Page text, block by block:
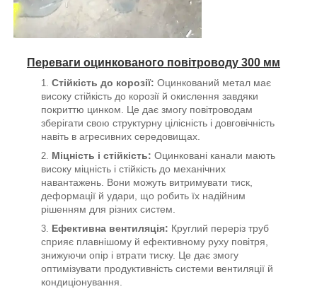
Переваги оцинкованого повітроводу 300 мм
Стійкість до корозії: Оцинкований метал має
високу стійкість до корозії й окислення завдяки
покриттю цинком. Це дає змогу повітроводам
зберігати свою структурну цілісність і довговічність
навіть в агресивних середовищах.
Міцність і стійкість: Оцинковані канали мають
високу міцність і стійкість до механічних
навантажень. Вони можуть витримувати тиск,
деформації й удари, що робить їх надійним
рішенням для різних систем.
Ефективна вентиляція: Круглий переріз труб
сприяє плавнішому й ефективному руху повітря,
знижуючи опір і втрати тиску. Це дає змогу
оптимізувати продуктивність системи вентиляції й
кондиціонування.